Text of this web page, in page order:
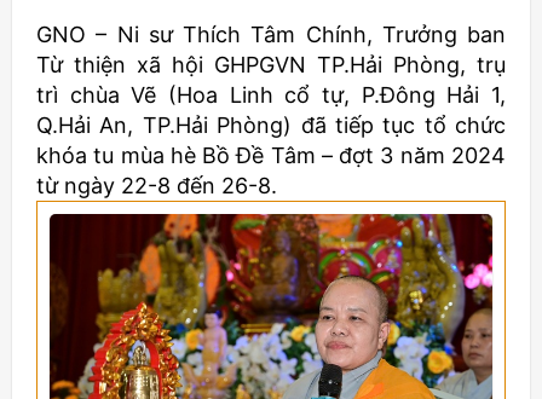
GNO – Ni sư Thích Tâm Chính, Trưởng ban
Từ thiện xã hội GHPGVN TP.Hải Phòng, trụ
trì chùa Vẽ (Hoa Linh cổ tự, P.Đông Hải 1,
Q.Hải An, TP.Hải Phòng) đã tiếp tục tổ chức
khóa tu mùa hè Bồ Đề Tâm – đợt 3 năm 2024
từ ngày 22-8 đến 26-8.